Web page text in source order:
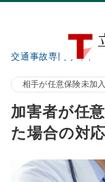
交通事故専門サイト
相手が任意保険未加
加害者が任
た場合の対